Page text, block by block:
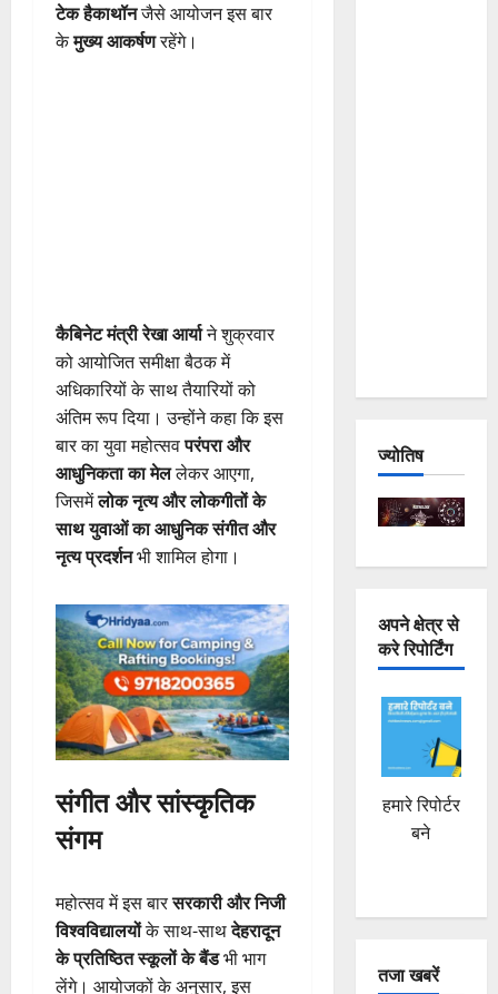
टेक हैकाथॉनजैसे आयोजन इस बार
केमुख्य आकर्षणरहेंगे।
कैबिनेट मंत्री रेखा आर्याने शुक्रवार
को आयोजित समीक्षा बैठक में
अधिकारियों के साथ तैयारियों को
अंतिम रूप दिया। उन्होंने कहा कि इस
बार का युवा महोत्सवपरंपरा और
आधुनिकता का मेललेकर आएगा,
जिसमेंलोक नृत्य और लोकगीतों के
साथ युवाओं का आधुनिक संगीत और
नृत्य प्रदर्शनभी शामिल होगा।
संगीत और सांस्कृतिक
संगम
महोत्सव में इस बारसरकारी और निजी
विश्वविद्यालयोंके साथ-साथदेहरादून
के प्रतिष्ठित स्कूलों के बैंडभी भाग
लेंगे। आयोजकों के अनुसार, इस
ज्योतिष
अपने क्षेत्र से
करे रिपोर्टिंग
हमारे रिपोर्टर
बने
तजा खबरें